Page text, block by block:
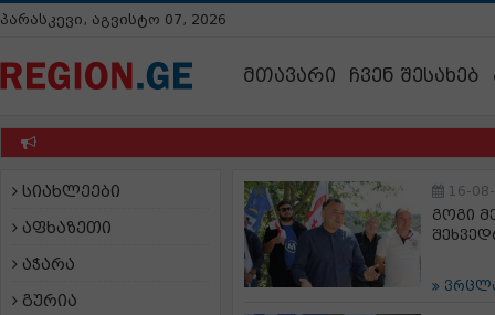
პარასკევი, აგვისტო 07, 2026
მთავარი ჩვენ შესახებ
სიახლეები
აფხაზეთი
აჭარა
გურია
16-
გოგი